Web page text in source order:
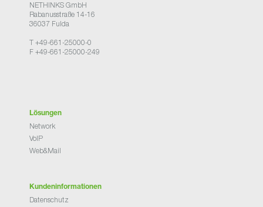
NETHINKS GmbH
Rabanusstraße 14-16
36037 Fulda
T +49-661-25000-0
F +49-661-25000-249
Lösungen
Network
VoIP
Web&Mail
Kundeninformationen
Datenschutz